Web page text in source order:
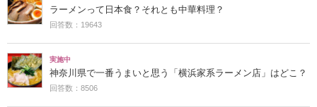
ラーメンって日本食？それとも中華料理？
回答数：19643
実施中
神奈川県で一番うまいと思う「横浜家系ラーメン店」はどこ？
回答数：8506